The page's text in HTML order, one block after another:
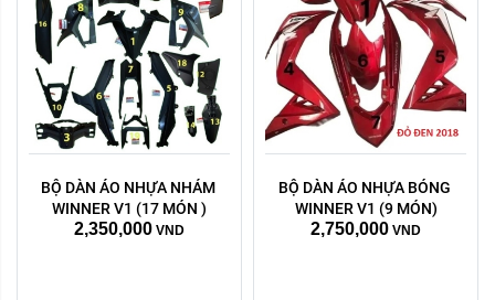
BỘ DÀN ÁO NHỰA NHÁM
WINNER V1 (17 MÓN )
2,350,000 VND
BỘ DÀN ÁO NHỰA BÓNG
WINNER V1 (9 MÓN)
2,750,000 VND